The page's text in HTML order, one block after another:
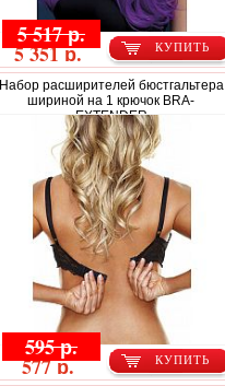
КУПИТЬ
5 517 р.
5 351 р.
Набор расширителей бюстгальтера
шириной на 1 крючок BRA-
EXTENDER
КУПИТЬ
595 р.
577 р.